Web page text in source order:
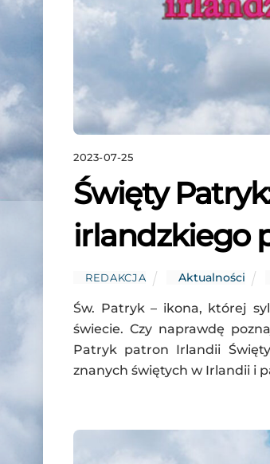
2023-07-25
Święty
irlandzkiego
REDAKCJA Aktualności
Św. Patryk – ikona, której
świecie. Czy naprawdę
Patryk patron Irlandii
znanych świętych w Irlandii i